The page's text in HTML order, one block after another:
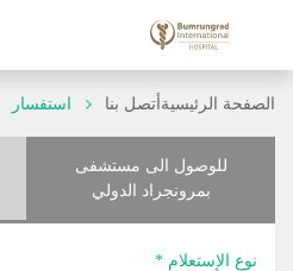
الصفحة الرئيسيةأتصل بنا استفسار
للوصول الى مستشفى
بمرونجراد الدولي
نوع الإستعلام *